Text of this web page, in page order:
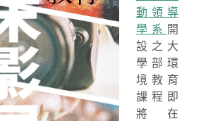
動領導
學系 開
設之大
學部環
境教育
課程即
將在